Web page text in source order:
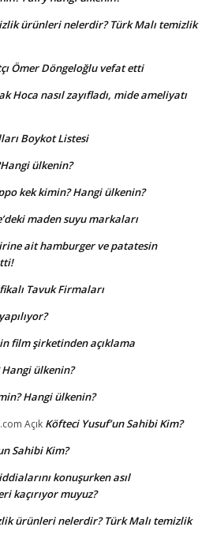
ürünleri nelerdir? Türk Malı temizlik
Ömer Döngeloğlu vefat etti
Hoca nasıl zayıfladı, mide ameliyatı
Boykot Listesi
ülkenin?
kek kimin? Hangi ülkenin?
maden suyu markaları
ait hamburger ve patatesin
Tavuk Firmaları
film şirketinden açıklama
ülkenin?
Hangi ülkenin?
Açık Köfteci Yusuf’un Sahibi Kim?
Sahibi Kim?
konuşurken asıl
kaçırıyor muyuz?
ürünleri nelerdir? Türk Malı temizlik